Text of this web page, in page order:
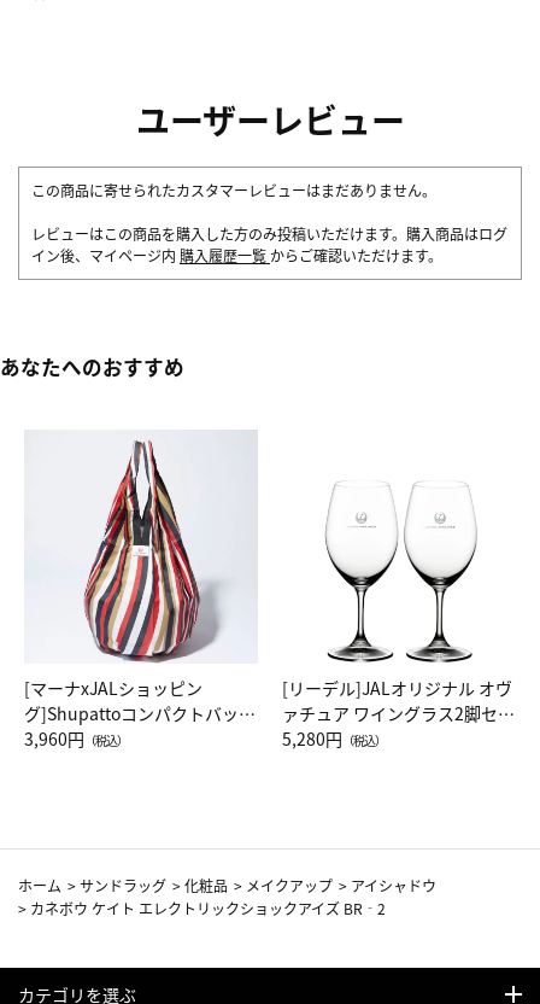
ユーザーレビュー
この商品に寄せられたカスタマーレビューはまだありません。
レビューはこの商品を購入した方のみ投稿いただけます。購入商品はログ
イン後、マイページ内 購入履歴一覧 からご確認いただけます。
あなたへのおすすめ
[マーナxJALショッピン
グ]Shupattoコンパクトバッグ
Drop JAL客室乗務員（LC）ス
3,960円 （税込）
[リーデル]JALオリジナル オヴ
ァチュア ワイングラス2脚セッ
ト（レッドワイン）
5,280円 （税込）
ホーム >サンドラッグ >化粧品 > メイクアップ > アイシャドウ
> カネボウ ケイト エレクトリックショックアイズ BR‐2
カテゴリを選ぶ